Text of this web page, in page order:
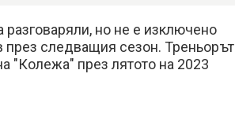
но не е изключено
през следващия сезон. Треньорът
"Колежа" през лятото на 2023